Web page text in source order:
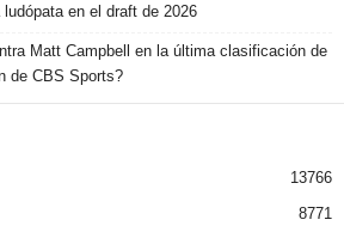
en el draft de 2026
Matt Campbell en la última clasificación de
de CBS Sports?
13766
8771